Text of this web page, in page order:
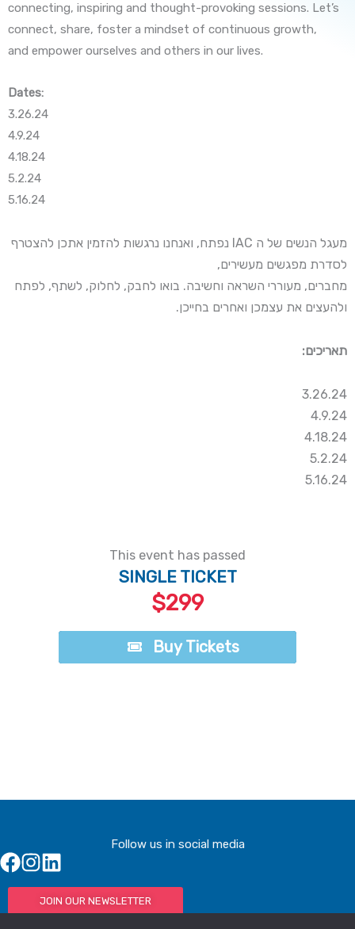
connecting, inspiring and thought-provoking sessions. Let’s
connect, share, foster a mindset of continuous growth,
and empower ourselves and others in our lives.
Dates:
3.26.24
4.9.24
4.18.24
5.2.24
5.16.24
מעגל הנשים של ה IAC נפתח, ואנחנו נרגשות להזמין אתכן להצטרף
לסדרת מפגשים מעשירים,
מחברים, מעוררי השראה וחשיבה. בואו לחבק, לחלוק, לשתף, לפתח
ולהעצים את עצמכן ואחרים בחייכן.
תאריכים:
3.26.24
4.9.24
4.18.24
5.2.24
5.16.24
This event has passed
SINGLE TICKET
$299
Buy Tickets
Follow us in social media
JOIN OUR NEWSLETTER